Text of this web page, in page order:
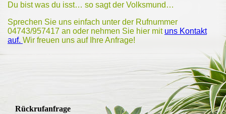
Du bist was du isst… so sagt der Volksmund…
Sprechen Sie uns einfach unter der Rufnummer
04743/957417 an oder nehmen Sie hier mit uns Kontakt
auf. Wir freuen uns auf Ihre Anfrage!
Rückrufanfrage